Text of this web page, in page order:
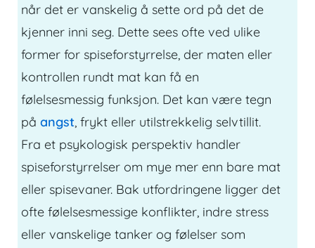
når det er vanskelig å sette ord på det de
kjenner inni seg. Dette sees ofte ved ulike
former for spiseforstyrrelse, der maten eller
kontrollen rundt mat kan få en
følelsesmessig funksjon. Det kan være tegn
på angst, frykt eller utilstrekkelig selvtillit.
Fra et psykologisk perspektiv handler
spiseforstyrrelser om mye mer enn bare mat
eller spisevaner. Bak utfordringene ligger det
ofte følelsesmessige konflikter, indre stress
eller vanskelige tanker og følelser som